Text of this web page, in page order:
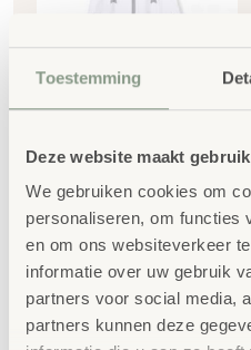
Toestemming
Deze website maakt
We gebruiken cookies om
personaliseren, om functies
en om ons websiteverkeer
informatie over uw gebruik
partners voor social media,
partners kunnen deze
Slaapzak Winter Star
grijs OEKO-TEX®
130cm